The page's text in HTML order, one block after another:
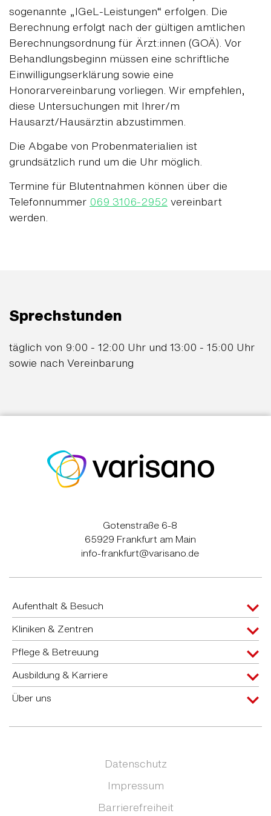
sogenannte „IGeL-Leistungen“ erfolgen. Die
Berechnung erfolgt nach der gültigen amtlichen
Berechnungsordnung für Ärzt:innen (GOÄ). Vor
Behandlungsbeginn müssen eine schriftliche
Einwilligungserklärung sowie eine
Honorarvereinbarung vorliegen. Wir empfehlen,
diese Untersuchungen mit Ihrer/m
Hausarzt/Hausärztin abzustimmen.
Die Abgabe von Probenmaterialien ist
grundsätzlich rund um die Uhr möglich.
Termine für Blutentnahmen können über die
Telefonnummer 069 3106-2952 vereinbart
werden.
Sprechstunden
täglich von 9:00 - 12:00 Uhr und 13:00 - 15:00 Uhr
sowie nach Vereinbarung
Gotenstraße 6-8
65929 Frankfurt am Main
info-frankfurt@varisano.de
Aufenthalt & Besuch
Kliniken & Zentren
Pflege & Betreuung
Ausbildung & Karriere
Über uns
Datenschutz
Impressum
Barrierefreiheit